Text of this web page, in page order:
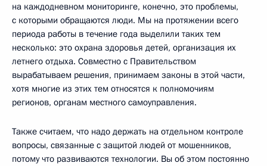
на каждодневном мониторинге, конечно, это проблемы,
с которыми обращаются люди. Мы на протяжении всего
периода работы в течение года выделили таких тем
несколько: это охрана здоровья детей, организация их
летнего отдыха. Совместно с Правительством
вырабатываем решения, принимаем законы в этой части,
хотя многие из этих тем относятся к полномочиям
регионов, органам местного самоуправления.
Также считаем, что надо держать на отдельном контроле
вопросы, связанные с защитой людей от мошенников,
потому что развиваются технологии. Вы об этом постоянно